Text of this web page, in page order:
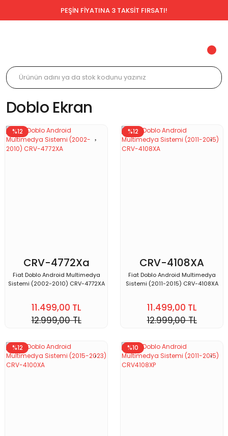
PEŞİN FİYATINA 3 TAKSİT FIRSATI!
Doblo Ekran
%12
CRV-4772Xa
Fiat Doblo Android Multimedya
Sistemi (2002-2010) CRV-4772XA
11.499,00 TL
12.999,00 TL
%12
CRV-4108XA
Fiat Doblo Android Multimedya
Sistemi (2011-2015) CRV-4108XA
11.499,00 TL
12.999,00 TL
%12 %10